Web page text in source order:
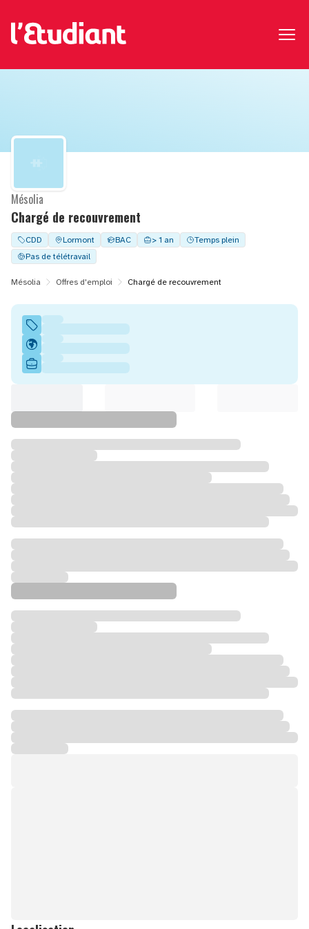
Chargé de recouvrement
Mésolia
CDD Lormont BAC > 1 an
Temps plein
Pas de télétravail
Mésolia Offres d'emploi Chargé de recouvrement